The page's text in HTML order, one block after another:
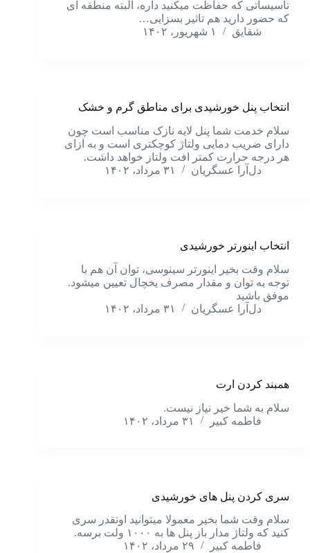
تاسیساتی که حفاظت میکنید داره، البته منطقه ای
که حضور دارید هم تاثیر بسزایی…
شقایق
۱ شهریور، ۱۴۰۲
انتخاب پنل خورشیدی برای مناطق گرم و خشک
سلام خدمت شما پنل لایه نازک مناسب است چون
دارای ضریب دمایی ولتاژ کوچکتری است و به ازای
هر درجه حرارت کمتر افت ولتاز خواهد داشت.
دل‌آرا عسگریان
۳۱ مرداد، ۱۴۰۲
انتخاب اینورتر خورشیدی
سلام وقت بخیر اینورتر سینوسی، توان آن هم با
توجه به توان و مقدار مصرف یخچال تعیین میشود.
موفق باشید
دل‌آرا عسگریان
۳۱ مرداد، ۱۴۰۲
همبند کردن ارت
سلام به شما خیر نیاز نیست.
فاطمه کبیر
۳۱ مرداد، ۱۴۰۲
سری کردن پنل های خورشیدی
سلام وقت شما بخیر معمولا میتوانید اونقدر سری
کنید که ولتاژ مدار باز پنل ها به ۱۰۰۰ ولت برسه.
فاطمه کبیر
۲۹ مرداد، ۱۴۰۲